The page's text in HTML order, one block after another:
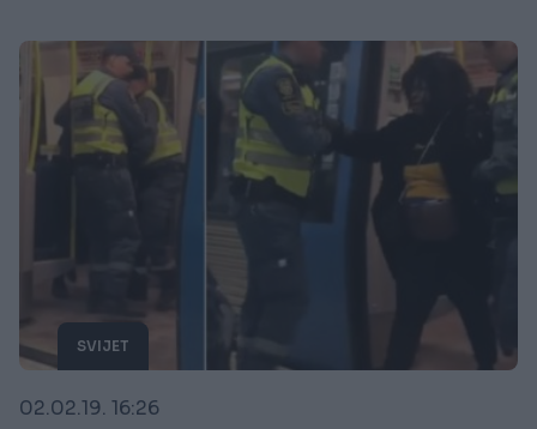
SVIJET
02.02.19. 16:26